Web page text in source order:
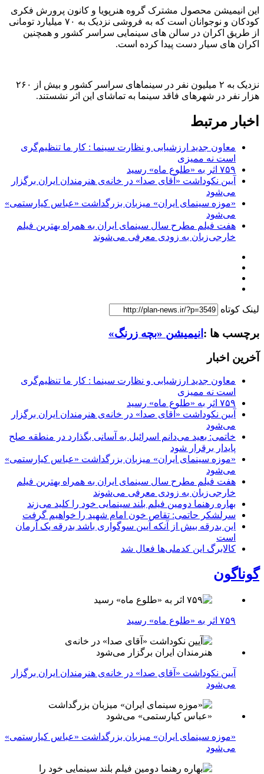
این انیمیشن محصول مشترک گروه هنرپویا و کانون پرورش فکری
کودکان و نوجوانان است که به فروشی نزدیک به ۷۰ میلیارد تومانی
از طریق اکران در سالن های سینمایی سراسر کشور و همچنین
اکران های سیار دست پیدا کرده است.
نزدیک به ۲ میلیون نفر در سینماهای سراسر کشور و بیش از ۲۶۰
هزار نفر در شهرهای فاقد سینما به تماشای این اثر نشستند.
اخبار مرتبط
معاون جدید ارزشیابی و نظارت سینما : کار ما تنظیم‌گری
است نه ممیزی
۷۵۹ اثر به «طلوع ماه» رسید
آیین نکوداشت «آقای صدا» در خانه‌ی هنرمندان ایران برگزار
می‌شود
«موزه سینمای ایران» میزبان بزرگداشت «عباس کیارستمی»
می‌شود
هفت فیلم مطرح سال سینمای ایران به همراه بهترین فیلم
خارجی‌زبان به زودی معرفی می‌شوند
لینک کوتاه
برچسب ها : انیمیشن «بچه زرنگ»
آخرین اخبار
معاون جدید ارزشیابی و نظارت سینما : کار ما تنظیم‌گری
است نه ممیزی
۷۵۹ اثر به «طلوع ماه» رسید
آیین نکوداشت «آقای صدا» در خانه‌ی هنرمندان ایران برگزار
می‌شود
خاتمی: بعید می‌دانم اسرائیل به آسانی بگذارد در منطقه صلح
پایدار برقرار شود
«موزه سینمای ایران» میزبان بزرگداشت «عباس کیارستمی»
می‌شود
هفت فیلم مطرح سال سینمای ایران به همراه بهترین فیلم
خارجی‌زبان به زودی معرفی می‌شوند
بهاره رهنما دومین فیلم بلند سینمایی خود را کلید می‌زند
سرلشکر حاتمی: تقاص خون امام شهید را خواهیم گرفت
این بدرقه بیش از آنکه آیین سوگواری باشد بدرقه یک آرمان
است
کالابرگ این کدملی‌ها فعال شد
گوناگون
۷۵۹ اثر به «طلوع ماه» رسید
آیین نکوداشت «آقای صدا» در خانه‌ی هنرمندان ایران برگزار
می‌شود
«موزه سینمای ایران» میزبان بزرگداشت «عباس کیارستمی»
می‌شود